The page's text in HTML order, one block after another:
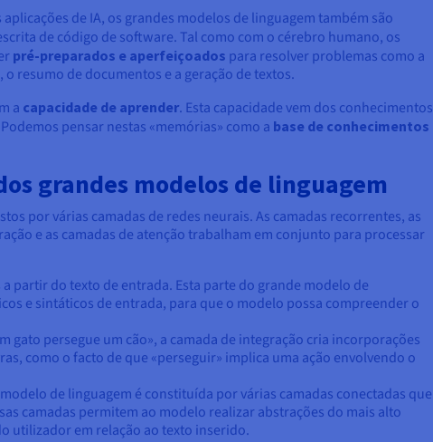
de IA, os grandes modelos de linguagem também são
de código de software. Tal como com o cérebro humano, os
pré-preparados e aperfeiçoados para resolver problemas como a
resumo de documentos e a geração de textos.
a capacidade de aprender. Esta capacidade vem dos conhecimentos
pensar nestas «memórias» como a base de conhecimentos
grandes modelos de linguagem
por várias camadas de redes neurais. As camadas recorrentes, as
e as camadas de atenção trabalham em conjunto para processar
partir do texto de entrada. Esta parte do grande modelo de
e sintáticos de entrada, para que o modelo possa compreender o
gato persegue um cão», a camada de integração cria incorporações
como o facto de que «perseguir» implica uma ação envolvendo o
de linguagem é constituída por várias camadas conectadas que
camadas permitem ao modelo realizar abstrações do mais alto
utilizador em relação ao texto inserido.